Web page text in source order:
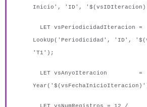
Inicio', 'ID',
LET vsPeriodicidadIteracion =
LookUp('Periodicidad', 'ID',
'T1');
LET vsAnyoIteracion =
LET vsNumRegistros = 12 /